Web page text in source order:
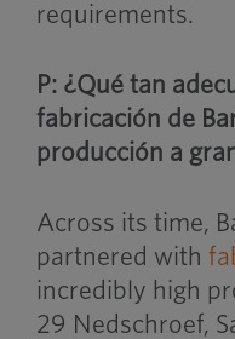
requirements.
P: ¿Qué tan
fabricación de
producción a
Across its time,
partnered with
incredibly high
29 Nedschroef,